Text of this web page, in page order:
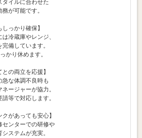
タイルに合わせた
務が可能です。
しっかり確保】
冷蔵庫やレンジ、
完備しています。
かり休めます。
との両立を応援】
急な体調不良時も
ネージャーが協力。
等で対応します。
クがあっても安心】
センターでの研修や
ステムが充実。